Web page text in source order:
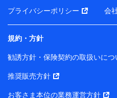
前に取得した個人データは
当社は株式会社NTTドコモ
との間で、以下のとおり個
す。
【共同して利用される利用デ
当社または株式会社NTTド
プライバシーポリシー 会
規約・方針
勧誘方針・保険契約の取扱いにつ
推奨販売方針
お客さま本位の業務運営方針